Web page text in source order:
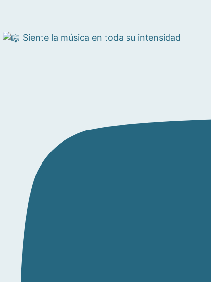
Siente la música en toda su intensidad